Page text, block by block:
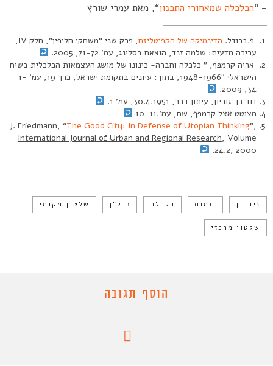
– “הכלכלה שמאחורי התכנון“, מאת עמרי שורץ
פ.ברודל. הדינמיקה של הקפיטליזם
, פרק שני “משחקי חליפין”, חלק IV,
עריכה מדעית: שלמה זנד, הוצאת רסלינג, עמ’ 71-72, 2005.
אריה קרמפף, ” כלכלה וחברה- כינונו של מושג העצמאות הכלכלית בשיח
הישראלי 1948-1966″, בתוך: עיונים בתקומת ישראל, כרך 19, עמ’ 1-
34, 2009.
דוד בן-גוריון, עיתון דבר, 30.4.1951, עמ’ 1.
מצוטט אצל קרמפף, שם, עמ’.10-11
J. Friedmann, “The Good City: In Defense of Utopian Thinking”,
International Journal of Urban and Regional Research, Volume
24.2, 2000.
זיכרון יזמות כלכלה נדל"ן שלטון מקומי
שלטון מרכזי
הוסף תגובה